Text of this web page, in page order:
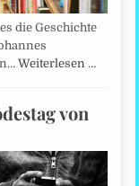
die Geschichte
Weiterlesen …
von